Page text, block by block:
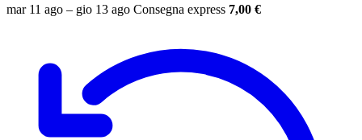
mar 11 ago – gio 13 ago Consegna express 7,00 €